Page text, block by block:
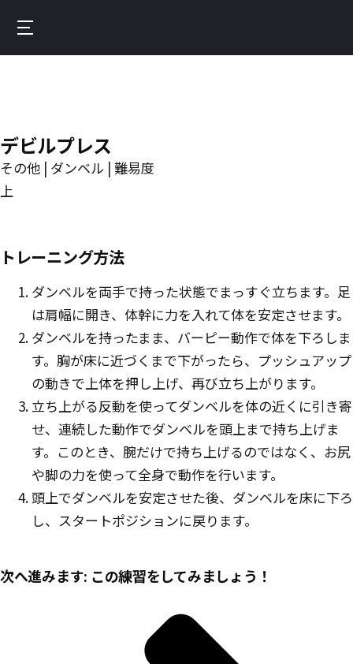
main
デビルプレス
その他 | ダンベル | 難易度
上
トレーニング方法
ダンベルを両手で持った状態でまっすぐ立ちます。足
は肩幅に開き、体幹に力を入れて体を安定させます。
ダンベルを持ったまま、バーピー動作で体を下ろしま
す。胸が床に近づくまで下がったら、プッシュアップ
の動きで上体を押し上げ、再び立ち上がります。
立ち上がる反動を使ってダンベルを体の近くに引き寄
せ、連続した動作でダンベルを頭上まで持ち上げま
す。このとき、腕だけで持ち上げるのではなく、お尻
や脚の力を使って全身で動作を行います。
頭上でダンベルを安定させた後、ダンベルを床に下ろ
し、スタートポジションに戻ります。
次へ進みます: この練習をしてみましょう！